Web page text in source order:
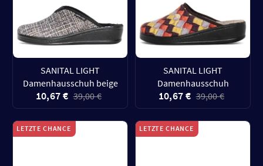
SANITAL LIGHT
Damenhausschuh beige
10,67 € 39,00 €
SANITAL LIGHT
Damenhausschuh
10,67 € 39,00 €
LETZTE CHANCE LETZTE CHANCE